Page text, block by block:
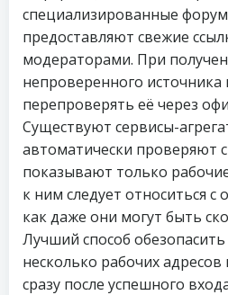
специализированные
предоставляют свежие
модераторами. При
непроверенного источника
перепроверять её через
Существуют сервисы-
автоматически проверяют
показывают только
к ним следует относиться
как даже они могут быть
Лучший способ обезопасить
несколько рабочих адресов
сразу после успешного